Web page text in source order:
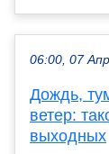
06:00, 07 Апр
Дождь,
ветер:
выходных